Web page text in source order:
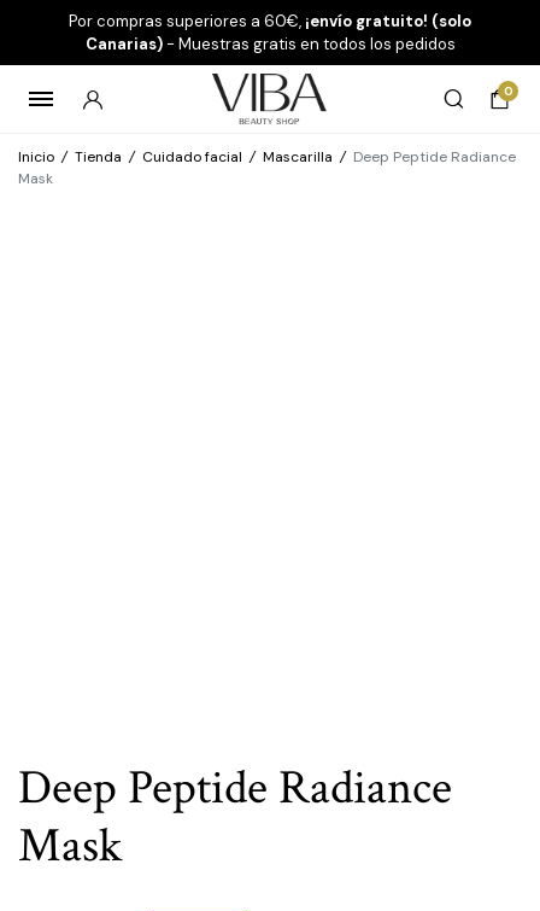
Por compras superiores a 60€, ¡envío gratuito! (solo
Canarias)- Muestras gratis en todos los pedidos
0
Inicio / Tienda / Cuidado facial / Mascarilla / Deep Peptide Radiance
Mask
Deep Peptide Radiance
Mask